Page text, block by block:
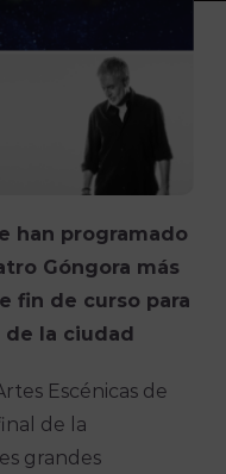
han programado
Góngora más
fin de curso para
la ciudad
Escénicas de
de la
grandes